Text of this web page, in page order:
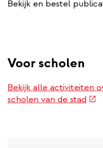
a
l
i
n
Bekijk en bestel
Voor scholen
Bekijk alle activiteiten
scholen van de stad